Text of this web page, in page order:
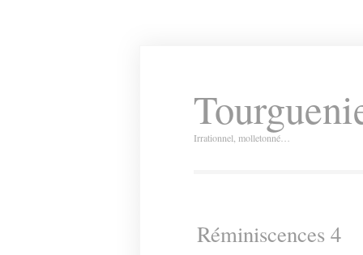
Irrationnel, molletonné…
Réminiscences 4